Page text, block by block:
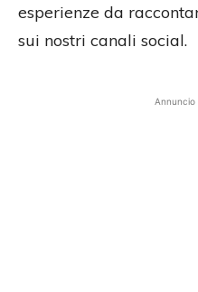
esperienze da
sui nostri canali social.
Annuncio